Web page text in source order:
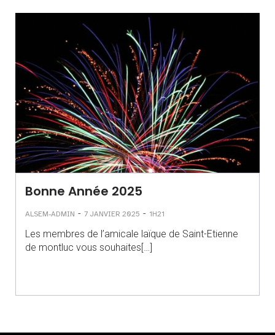
Bonne Année 2025
ALSEM-ADMIN - 7 JANVIER 2025 - 1H21
Les membres de l’amicale laïque de Saint-Etienne
de montluc vous souhaites[…]